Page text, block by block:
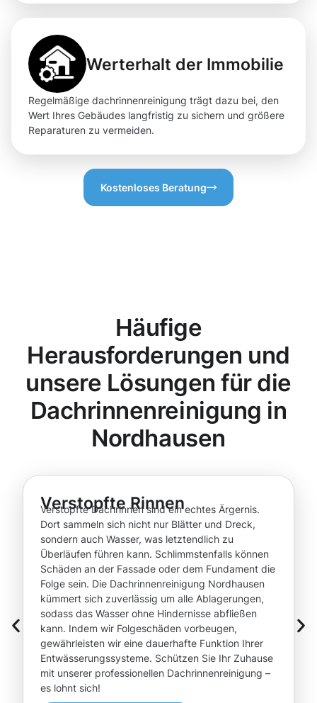
Werterhalt der Immobilie
Regelmäßige dachrinnenreinigung trägt dazu bei, den
Wert Ihres Gebäudes langfristig zu sichern und größere
Reparaturen zu vermeiden.
Kostenloses Beratung
Häufige
Herausforderungen und
unsere Lösungen für die
Dachrinnenreinigung in
Nordhausen
Verstopfte Rinnen
Verstopfte Dachrinnen sind ein echtes Ärgernis.
Dort sammeln sich nicht nur Blätter und Dreck,
sondern auch Wasser, was letztendlich zu
Überläufen führen kann. Schlimmstenfalls können
Schäden an der Fassade oder dem Fundament die
Folge sein. Die Dachrinnenreinigung Nordhausen
kümmert sich zuverlässig um alle Ablagerungen,
sodass das Wasser ohne Hindernisse abfließen
kann. Indem wir Folgeschäden vorbeugen,
gewährleisten wir eine dauerhafte Funktion Ihrer
Entwässerungssysteme. Schützen Sie Ihr Zuhause
mit unserer professionellen Dachrinnenreinigung –
es lohnt sich!